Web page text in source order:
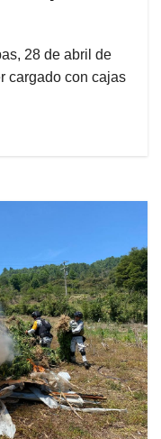
28 de abril de
cargado con cajas